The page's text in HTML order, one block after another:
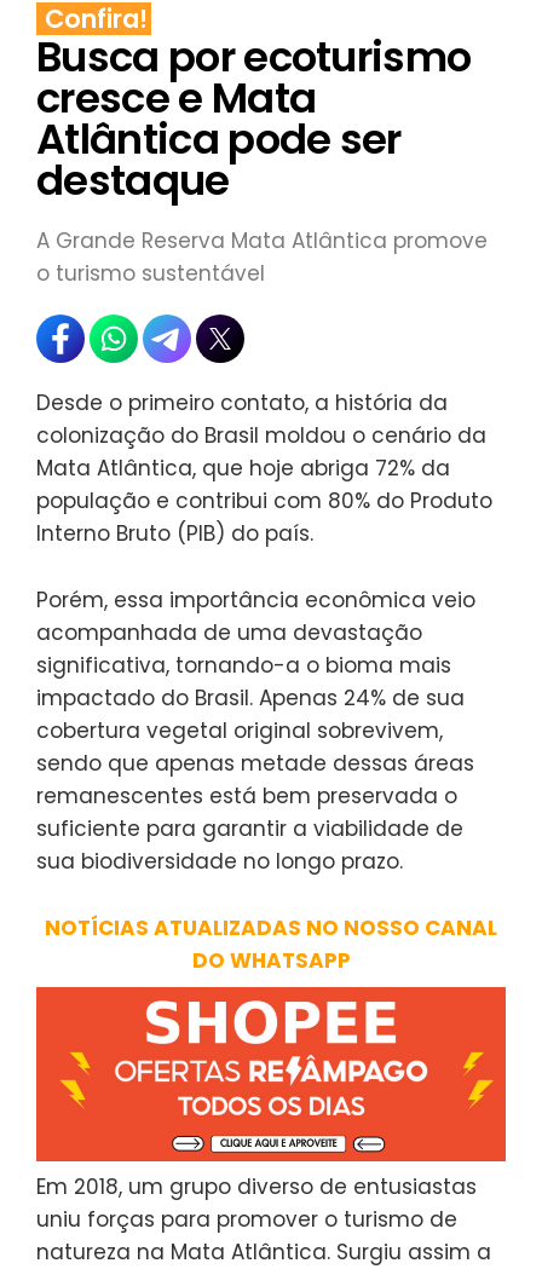
Confira!
Busca por ecoturismo
cresce e Mata
Atlântica pode ser
destaque
A Grande Reserva Mata Atlântica promove
o turismo sustentável
Desde o primeiro contato, a história da
colonização do Brasil moldou o cenário da
Mata Atlântica, que hoje abriga 72% da
população e contribui com 80% do Produto
Interno Bruto (PIB) do país.
Porém, essa importância econômica veio
acompanhada de uma devastação
significativa, tornando-a o bioma mais
impactado do Brasil. Apenas 24% de sua
cobertura vegetal original sobrevivem,
sendo que apenas metade dessas áreas
remanescentes está bem preservada o
suficiente para garantir a viabilidade de
sua biodiversidade no longo prazo.
NOTÍCIAS ATUALIZADAS NO NOSSO CANAL
DO WHATSAPP
Em 2018, um grupo diverso de entusiastas
uniu forças para promover o turismo de
natureza na Mata Atlântica. Surgiu assim a